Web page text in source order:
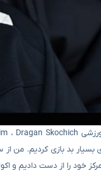
بد بازی کردیم. من
خود را از دست دادیم و